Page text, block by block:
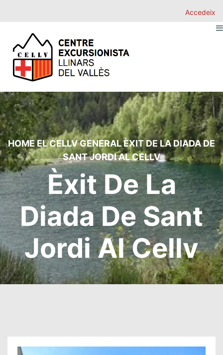
Accedeix
HOME EL CELLVGENERALÈXIT DE LA DIADA DE
SANT JORDI AL CELLV
Èxit De La
Diada De Sant
Jordi Al Cellv